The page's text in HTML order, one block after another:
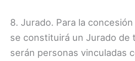
8. Jurado. Para la
se constituirá un Jurado de
serán personas vinculadas